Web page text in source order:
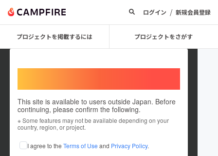
ログイン / 新規会員登録
プロジェクトを掲載するには プロジェクトをさがす
This site is available to users outside Japan. Before
continuing, please confirm the following.
※ Some features may not be available depending on your
country, region, or project.
I agree to the Terms of Use and Privacy Policy.
imadeya
これまでに3回支援して1件のプロジェクトを投稿しています